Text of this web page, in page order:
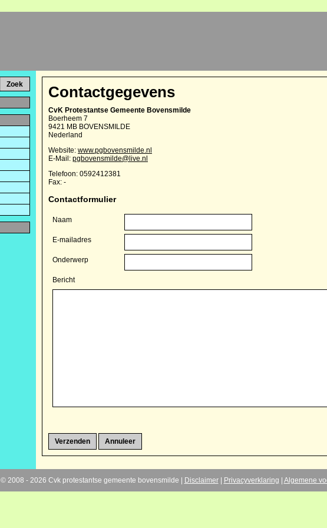
Contactgegevens
CvK Protestantse Gemeente Bovensmilde
Boerheem 7
9421 MB BOVENSMILDE
Nederland
Website: www.pgbovensmilde.nl
E-Mail: pgbovensmilde@live.nl
Telefoon: 0592412381
Fax: -
Contactformulier
Naam
E-mailadres
Onderwerp
Bericht
© 2008 - 2026 Cvk protestantse gemeente bovensmilde | Disclaimer| Privacyverklaring Algemene